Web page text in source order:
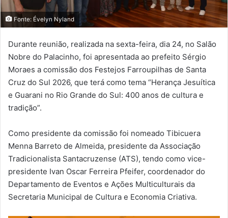
Fonte: Évelyn Nyland
Durante reunião, realizada na sexta-feira, dia 24, no Salão
Nobre do Palacinho, foi apresentada ao prefeito Sérgio
Moraes a comissão dos Festejos Farroupilhas de Santa
Cruz do Sul 2026, que terá como tema “Herança Jesuítica
e Guarani no Rio Grande do Sul: 400 anos de cultura e
tradição”.
Como presidente da comissão foi nomeado Tibicuera
Menna Barreto de Almeida, presidente da Associação
Tradicionalista Santacruzense (ATS), tendo como vice-
presidente Ivan Oscar Ferreira Pfeifer, coordenador do
Departamento de Eventos e Ações Multiculturais da
Secretaria Municipal de Cultura e Economia Criativa.